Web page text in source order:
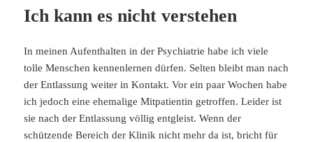
Ich kann es nicht verstehen
In meinen Aufenthalten in der Psychiatrie habe ich viele
tolle Menschen kennenlernen dürfen. Selten bleibt man nach
der Entlassung weiter in Kontakt. Vor ein paar Wochen habe
ich jedoch eine ehemalige Mitpatientin getroffen. Leider ist
sie nach der Entlassung völlig entgleist. Wenn der
schützende Bereich der Klinik nicht mehr da ist, bricht für